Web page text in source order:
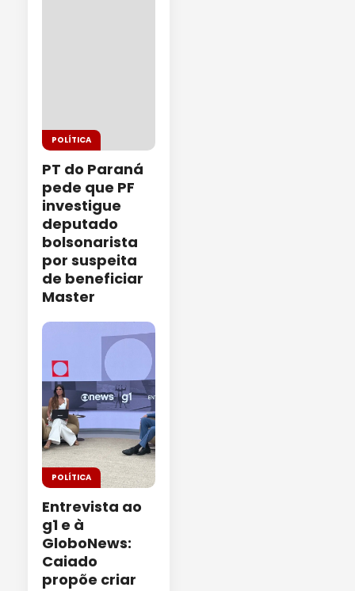
POLÍTICA
PT do Paraná
pede que PF
investigue
deputado
bolsonarista
por suspeita
de beneficiar
Master
POLÍTICA
Entrevista ao
g1 e à
GloboNews:
Caiado
propõe criar